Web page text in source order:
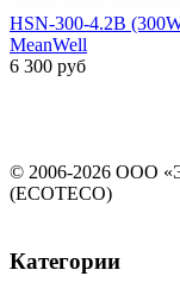
HSN-300-4.2B
MeanWell
6 300 руб
© 2006-2026 ООО
(ECOTECO)
Категории